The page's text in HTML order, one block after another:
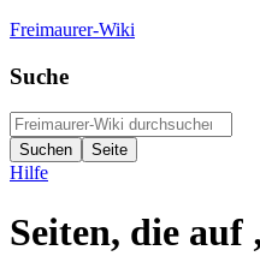
Freimaurer-Wiki
Suche
Hilfe
Seiten, die